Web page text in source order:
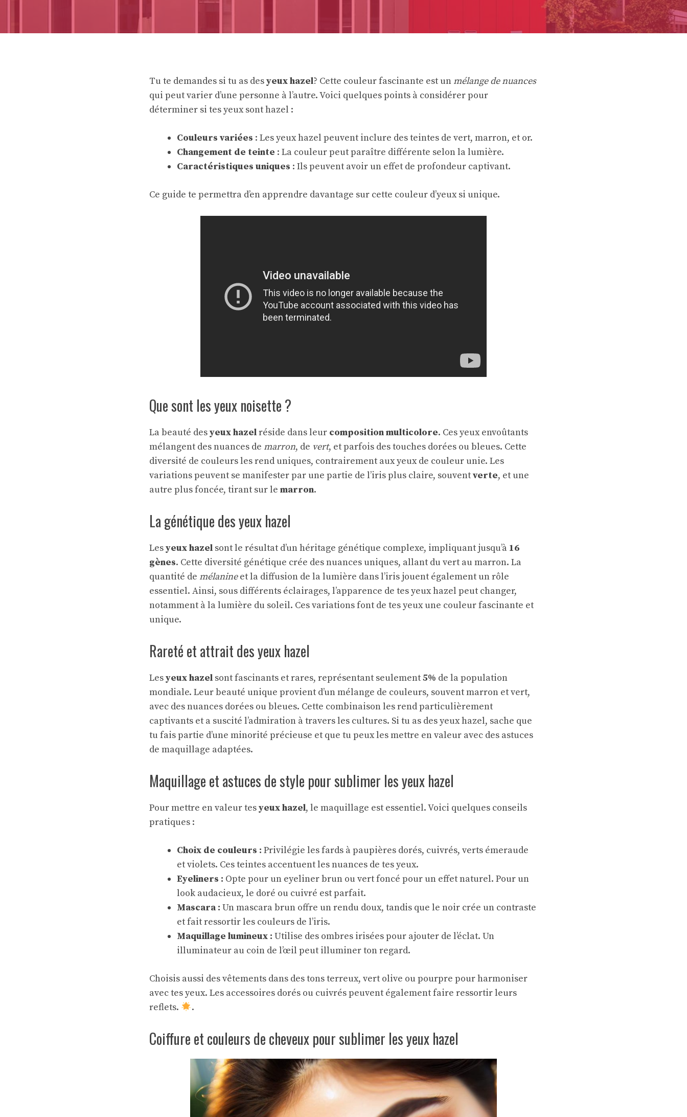
Tu te demandes si tu as desyeux hazel? Cette couleur fascinante est unmélange de nuances
qui peut varier d’une personne à l’autre. Voici quelques points à considérer pour
déterminer si tes yeux sont hazel :
Couleurs variées : Les yeux hazel peuvent inclure des teintes de vert, marron, et or.
Changement de teinte : La couleur peut paraître différente selon la lumière.
Caractéristiques uniques : Ils peuvent avoir un effet de profondeur captivant.
Ce guide te permettra d’en apprendre davantage sur cette couleur d’yeux si unique.
Que sont les yeux noisette ?
La beauté desyeux hazelréside dans leur composition multicolore. Ces yeux envoûtants
mélangent des nuances de marron, de vert, et parfois des touches dorées ou bleues. Cette
diversité de couleurs les rend uniques, contrairement aux yeux de couleur unie. Les
variations peuvent se manifester par une partie de l’iris plus claire, souventverte, et une
autre plus foncée, tirant sur le marron.
La génétique des yeux hazel
Lesyeux hazel sont le résultat d’un héritage génétique complexe, impliquant jusqu’à 16
gènes. Cette diversité génétique crée des nuances uniques, allant du vert au marron. La
quantité de mélanineet la diffusion de la lumière dans l’iris jouent également un rôle
essentiel. Ainsi, sous différents éclairages, l’apparence de tes yeux hazel peut changer,
notamment à la lumière du soleil. Ces variations font de tes yeux une couleur fascinante et
unique.
Rareté et attrait des yeux hazel
Lesyeux hazel sont fascinants et rares, représentant seulement5% de la population
mondiale. Leur beauté unique provient d’un mélange de couleurs, souvent marron et vert,
avec des nuances dorées ou bleues. Cette combinaison les rend particulièrement
captivants et a suscité l’admiration à travers les cultures. Si tu as des yeux hazel, sache que
tu fais partie d’une minorité précieuse et que tu peux les mettre en valeur avec des astuces
de maquillage adaptées.
Maquillage et astuces de style pour sublimer les yeux hazel
Pour mettre en valeur tesyeux hazel, le maquillage est essentiel. Voici quelques conseils
pratiques :
Choix de couleurs : Privilégie les fards à paupières dorés, cuivrés, verts émeraude
et violets. Ces teintes accentuent les nuances de tes yeux.
Eyeliners : Opte pour un eyeliner brun ou vert foncé pour un effet naturel. Pour un
look audacieux, le doré ou cuivré est parfait.
Mascara : Un mascara brun offre un rendu doux, tandis que le noir crée un contraste
et fait ressortir les couleurs de l’iris.
Maquillage lumineux : Utilise des ombres irisées pour ajouter de l’éclat. Un
illuminateur au coin de l’œil peut illuminer ton regard.
Choisis aussi des vêtements dans des tons terreux, vert olive ou pourpre pour harmoniser
avec tes yeux. Les accessoires dorés ou cuivrés peuvent également faire ressortir leurs
reflets.
.
Coiffure et couleurs de cheveux pour sublimer les yeux hazel